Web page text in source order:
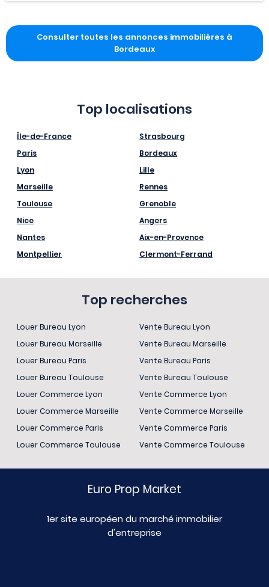
Consulter toutes les annonces immobilières à
Bordeaux
Top localisations
Île-de-France
Paris
Lyon
Marseille
Toulouse
Nice
Nantes
Montpellier
Strasbourg
Bordeaux
Lille
Rennes
Grenoble
Angers
Aix-en-Provence
Clermont-Ferrand
Top recherches
Louer Bureau Lyon
Louer Bureau Marseille
Louer Bureau Paris
Louer Bureau Toulouse
Louer Commerce Lyon
Louer Commerce Marseille
Louer Commerce Paris
Louer Commerce Toulouse
Vente Bureau Lyon
Vente Bureau Marseille
Vente Bureau Paris
Vente Bureau Toulouse
Vente Commerce Lyon
Vente Commerce Marseille
Vente Commerce Paris
Vente Commerce Toulouse
Euro Prop Market
1er site européen du marché immobilier
d'entreprise